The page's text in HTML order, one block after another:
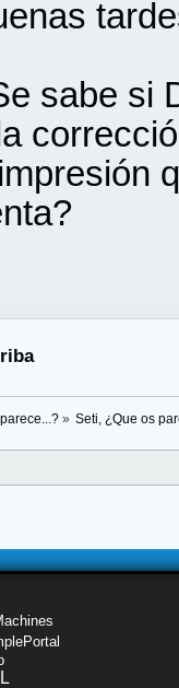
sabe si
» Seti, ¿Que os